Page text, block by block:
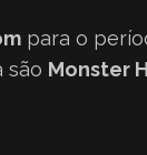
para o
são Monster